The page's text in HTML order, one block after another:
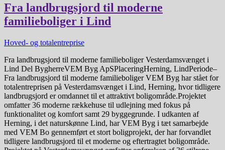
Fra landbrugsjord til moderne
familieboliger i Lind
Hoved- og totalentreprise
Fra landbrugsjord til moderne familieboliger Vesterdamsvænget i
Lind Del BygherreVEM Byg ApSPlaceringHerning, LindPeriode–
Fra landbrugsjord til moderne familieboliger VEM Byg har stået for
totalentreprisen på Vesterdamsvænget i Lind, Herning, hvor tidligere
landbrugsjord er omdannet til et attraktivt boligområde.Projektet
omfatter 36 moderne rækkehuse til udlejning med fokus på
funktionalitet og komfort samt 29 byggegrunde. I udkanten af
Herning, i det naturskønne Lind, har VEM Byg i tæt samarbejde
med VEM Bo gennemført et stort boligprojekt, der har forvandlet
tidligere landbrugsjord til et moderne og eftertragtet boligområde.